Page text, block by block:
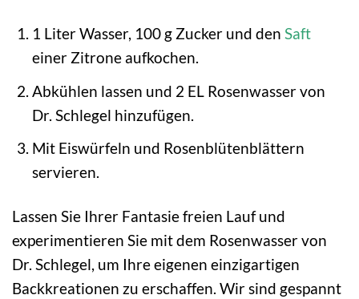
1 Liter Wasser, 100 g Zucker und den Saft
einer Zitrone aufkochen.
Abkühlen lassen und 2 EL Rosenwasser von
Dr. Schlegel hinzufügen.
Mit Eiswürfeln und Rosenblütenblättern
servieren.
Lassen Sie Ihrer Fantasie freien Lauf und
experimentieren Sie mit dem Rosenwasser von
Dr. Schlegel, um Ihre eigenen einzigartigen
Backkreationen zu erschaffen. Wir sind gespannt